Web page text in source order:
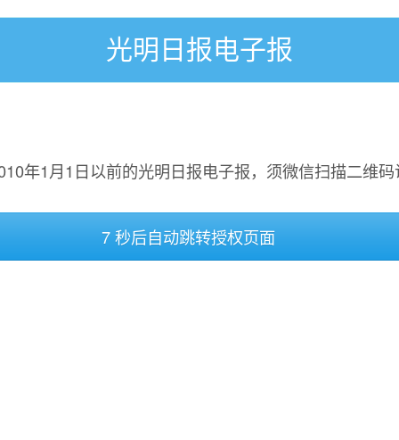
光明日报电子报
年1月1日以前的光明日报电子报，须微信扫描二维
7 秒后自动跳转授权页面